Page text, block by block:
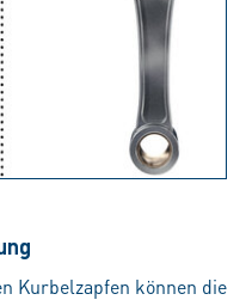
Kurbelzapfen können die